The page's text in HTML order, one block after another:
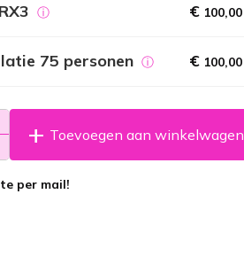
ⓘ € 100,00
75 personen ⓘ € 100,00
Toevoegen aan winkelwagen
per mail!